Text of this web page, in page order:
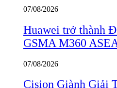
07/08/2026
Huawei trở thành
GSMA M360
07/08/2026
Cision Giành Giải